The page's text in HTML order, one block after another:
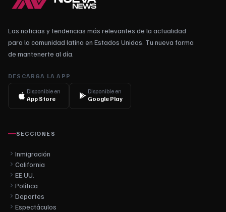
Las noticias y tendencias más relevantes de la actualidad
para la comunidad latina en Estados Unidos. Tu nueva forma
de mantenerte al día.
DESCARGA LA APP
Disponible en
App Store
Disponible en
Google Play
SECCIONES
Inmigración
California
EE.UU.
Política
Deportes
Espectáculos